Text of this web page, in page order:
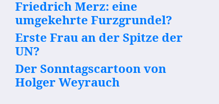
Friedrich Merz: eine
umgekehrte Furzgrundel?
Erste Frau an der Spitze der
UN?
Der Sonntagscartoon von
Holger Weyrauch